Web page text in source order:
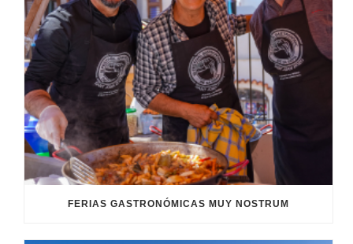
FERIAS GASTRONÓMICAS MUY NOSTRUM